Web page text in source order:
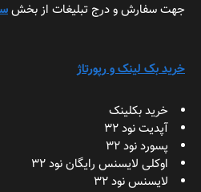
جهت سفارش و درج تبلیغات از بخش
خرید بک لینک و رپورتاژ
خرید بکلینک
آپدیت نود 32
پسورد نود 32
اوکلی لایسنس رایگان نود 32
لایسنس نود 32